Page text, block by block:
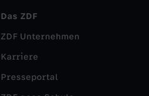
Das ZDF
ZDF Unternehmen
Karriere
Presseportal